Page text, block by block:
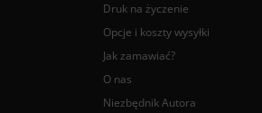
Druk na życzenie
Opcje i koszty wysyłki
Jak zamawiać?
O nas
Niezbędnik Autora